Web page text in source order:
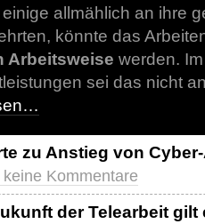
allmählich an ihre
könnte das
Arbeitsweise werden.
sei das nicht
zu Anstieg von
keine Kommentare
der Telearbeit gilt